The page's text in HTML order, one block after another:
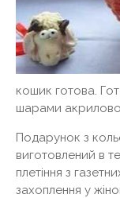
кошик готова.
шарами
Подарунок з
виготовлений в
плетіння з
захоплення у